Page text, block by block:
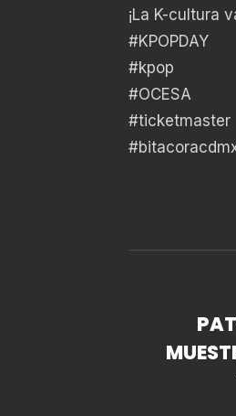
¡La K-cultura
#KPOPDAY
#kpop
#OCESA
#ticketmaster